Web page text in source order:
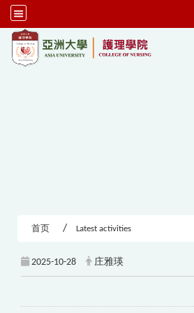
首页 Latest activities
2025-10-28 庄雅瑛